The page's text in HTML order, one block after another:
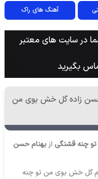
آهنگ های راک
در سایت های معتبر
بگیرید
حسن زاده گل خش بوی من
چنه قشنگی ازبهنام حسن
گل خش بوی من تو چنه